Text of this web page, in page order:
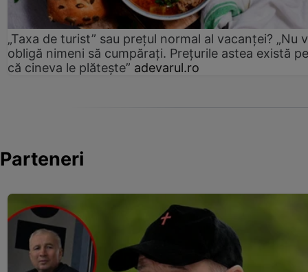
„Taxa de turist” sau prețul normal al vacanței? „Nu
obligă nimeni să cumpărați. Prețurile astea există
că cineva le plătește” adevarul.ro
Parteneri